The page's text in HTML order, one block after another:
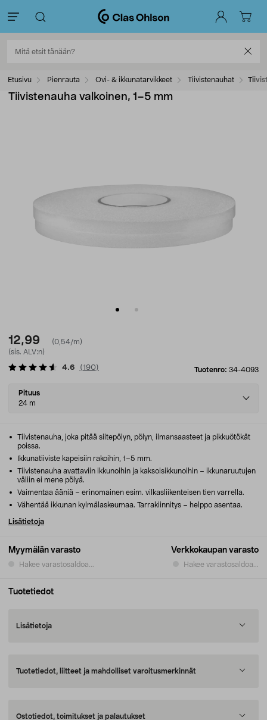
Etusivu Pienrauta Ovi- & ikkunatarvikkeet Tiivistenauhat
Tiivistenauha valkoinen, 1–5 mm
12,99
(0,54/m)
(sis. ALV:n)
Tuotenro: 34-4093
4.6 (190)
Select
variant
Pituus
24 m
Myymälän varasto
Hakee varastosaldoa...
Verkkokaupan varasto
Hakee varastosaldoa...
Tiivistenauha, joka pitää siitepölyn, pölyn, ilmansaasteet ja pikkuötökät
poissa.
Ikkunatiiviste kapeisiin rakoihin, 1–5 mm.
Tiivistenauha avattaviin ikkunoihin ja kaksoisikkunoihin – ikkunaruutujen
väliin ei mene pölyä.
Vaimentaa ääniä – erinomainen esim. vilkasliikenteisen tien varrella.
Vähentää ikkunan kylmälaskeumaa. Tarrakiinnitys – helppo asentaa.
Lisätietoja
Tuotetiedot
Lisätietoja
Tuotetiedot, liitteet ja mahdolliset varoitusmerkinnät
Ostotiedot, toimitukset ja palautukset